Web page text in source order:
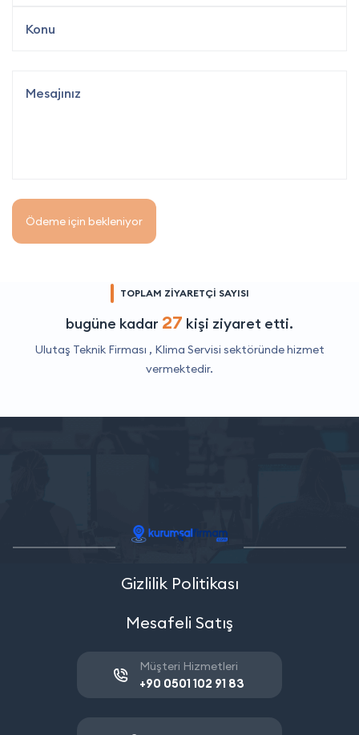
Ödeme için bekleniyor
TOPLAM ZİYARETÇİ SAYISI
bugüne kadar 27 kişi ziyaret etti.
Ulutaş Teknik Firması , Klima Servisi sektöründe hizmet
vermektedir.
Gizlilik Politikası
Mesafeli Satış
Müşteri Hizmetleri
+90 0501 102 91 83